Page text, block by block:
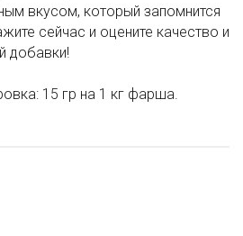
вкусом, который запомнится
сейчас и оцените качество и
добавки!
15 гр на 1 кг фарша.